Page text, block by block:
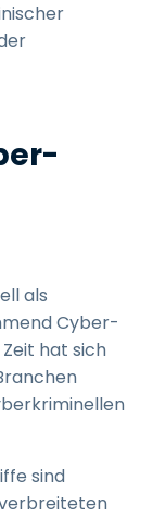
als
Cyber-
hat sich
sind